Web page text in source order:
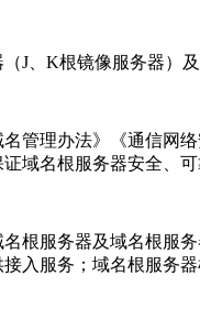
J、K根镜像服务器）
管理办法》《通信网
域名根服务器安全、
根服务器及域名根服
入服务；域名根服务